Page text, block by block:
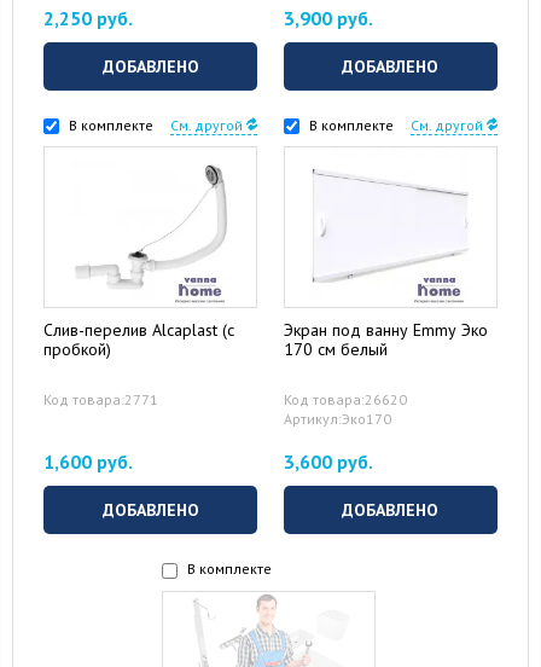
2,250 руб.
ДОБАВЛЕНО
3,900 руб.
ДОБАВЛЕНО
В комплекте См. другой
Слив-перелив Alcaplast (с
пробкой)
Код товара:2771
1,600 руб.
ДОБАВЛЕНО
В комплекте См. другой
Экран под ванну Emmy Эко
170 см белый
Код товара:26620
Артикул:Эко170
3,600 руб.
ДОБАВЛЕНО
В комплекте